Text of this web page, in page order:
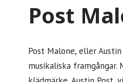
Post
Post Malone, eller
musikaliska